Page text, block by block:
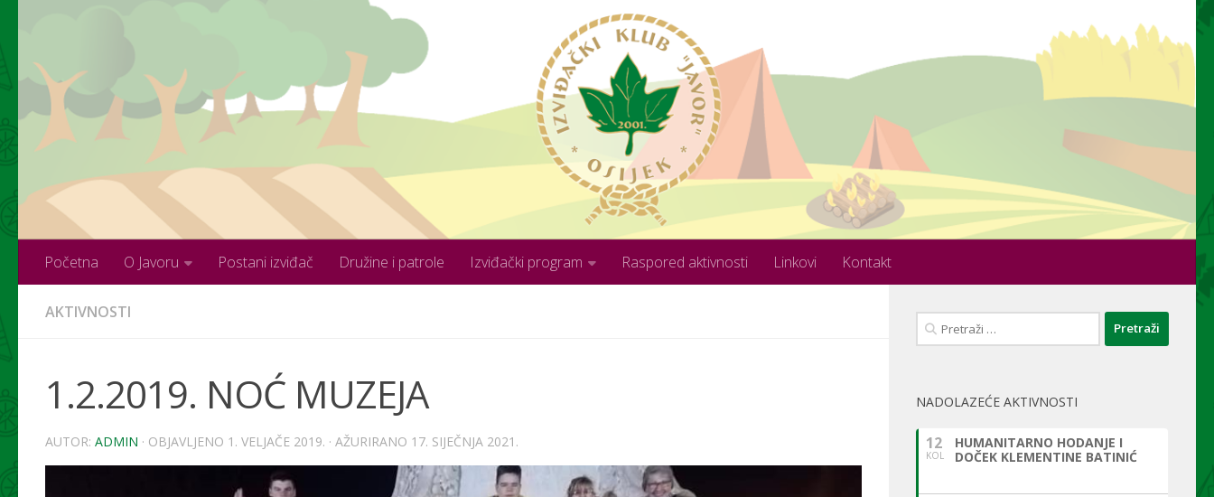
Početna O Javoru Postani izviđač Družine i patrole Izviđački program Raspored aktivnosti Linkovi Kontakt
AKTIVNOSTI
1.2.2019. NOĆ MUZEJA
AUTOR: ADMIN · OBJAVLJENO 1. VELJAČE 2019. · AŽURIRANO 17. SIJEČNJA 2021.
Pretraži:
NADOLAZEĆE AKTIVNOSTI
12
KOL
HUMANITARNO HODANJE I
DOČEK KLEMENTINE BATINIĆ